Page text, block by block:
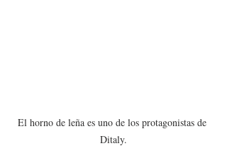
El horno de leña es uno de los protagonistas de
Ditaly.